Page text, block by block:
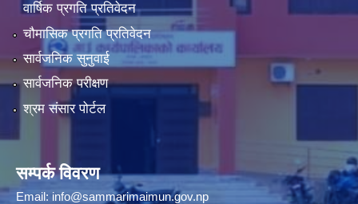
वार्षिक प्रगति प्रतिवेदन
चौमासिक प्रगति प्रतिवेदन
सार्वजनिक सुनुवाई
सार्वजनिक परीक्षण
श्रम संसार पोर्टल
सम्पर्क विवरण
Email: info@sammarimaimun.gov.np